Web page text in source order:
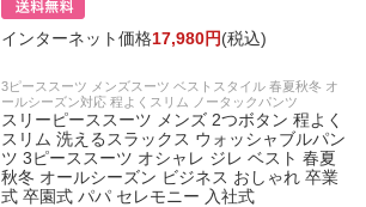
インターネット価格17,980円(税込)
3ピーススーツ メンズスーツ ベストスタイル 春夏秋冬 オ
ールシーズン対応 程よくスリム ノータックパンツ
スリーピーススーツ メンズ 2つボタン 程よく
スリム 洗えるスラックス ウォッシャブルパン
ツ 3ピーススーツ オシャレ ジレ ベスト 春夏
秋冬 オールシーズン ビジネス おしゃれ 卒業
式 卒園式 パパ セレモニー 入社式